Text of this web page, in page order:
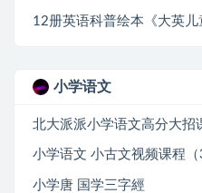
小学语文
北大派派小学语文高分大招
小学语文 小古文视频课程（
小学唐 国学三字經